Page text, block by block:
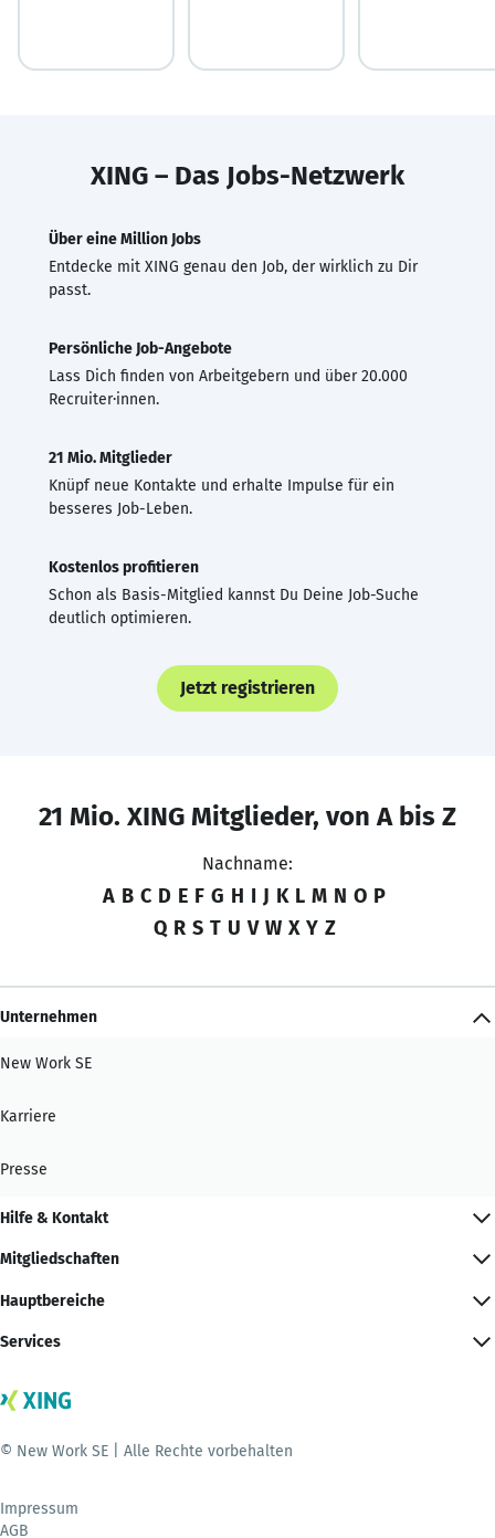
XING – Das Jobs-Netzwerk
Über eine Million Jobs
Entdecke mit XING genau den Job, der wirklich zu Dir
passt.
Persönliche Job-Angebote
Lass Dich finden von Arbeitgebern und über 20.000
Recruiter·innen.
21 Mio. Mitglieder
Knüpf neue Kontakte und erhalte Impulse für ein
besseres Job-Leben.
Kostenlos profitieren
Schon als Basis-Mitglied kannst Du Deine Job-Suche
deutlich optimieren.
Jetzt registrieren
21 Mio. XING Mitglieder, von A bis Z
Nachname:
A B C D E F G H I J K L M N O P
Q R S T U V W X Y Z
Unternehmen
New Work SE
Karriere
Presse
Hilfe & Kontakt
Mitgliedschaften
Hauptbereiche
Services
© New Work SE | Alle Rechte vorbehalten
Impressum
AGB